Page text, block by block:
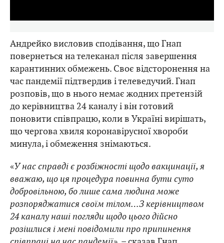
Андрейко висловив сподівання, що Гнап
повернеться на телеканал після завершення
карантинних обмежень. Своє відсторонення на
час пандемії підтвердив і телеведучий. Гнап
розповів, що в нього немає жодних претензій
до керівництва 24 каналу і він готовий
поновити співпрацю, коли в Україні вирішать,
що чергова хвиля коронавірусної хвороби
минула, і обмеження знімаються.
«У нас справді є розбіжності щодо вакцинації, я
вважаю, що ця процедура повинна бути суто
добровільною, бо лише сама людина може
розпоряджатися своїм тілом…З керівництвом
24 каналу наші погляди щодо цього дійсно
розішлися і мені повідомили про припинення